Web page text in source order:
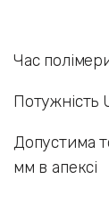
Час
Допустима
мм в апексі